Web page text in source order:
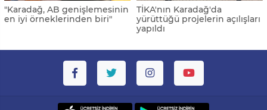
"Karadağ, AB genişlemesinin
en iyi örneklerinden biri"
TİKA'nın Karadağ'da
yürüttüğü projelerin açılışları
yapıldı